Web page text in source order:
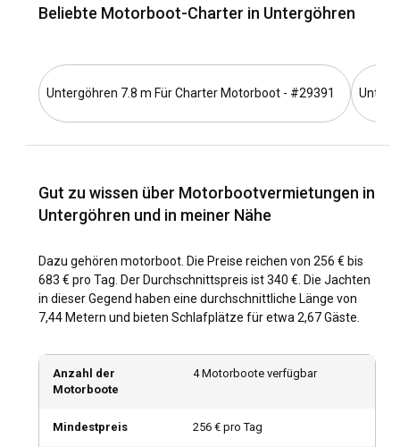
Beliebte Motorboot-Charter in Untergöhren
Untergöhren 7.8 m Für Charter Motorboot - #29391
Gut zu wissen über Motorbootvermietungen in
Untergöhren und in meiner Nähe
Dazu gehören motorboot. Die Preise reichen von 256 € bis
683 € pro Tag. Der Durchschnittspreis ist 340 €. Die Jachten
in dieser Gegend haben eine durchschnittliche Länge von
7,44 Metern und bieten Schlafplätze für etwa 2,67 Gäste.
Anzahl der
Motorboote
4 Motorboote verfügbar
Mindestpreis 256 € pro Tag